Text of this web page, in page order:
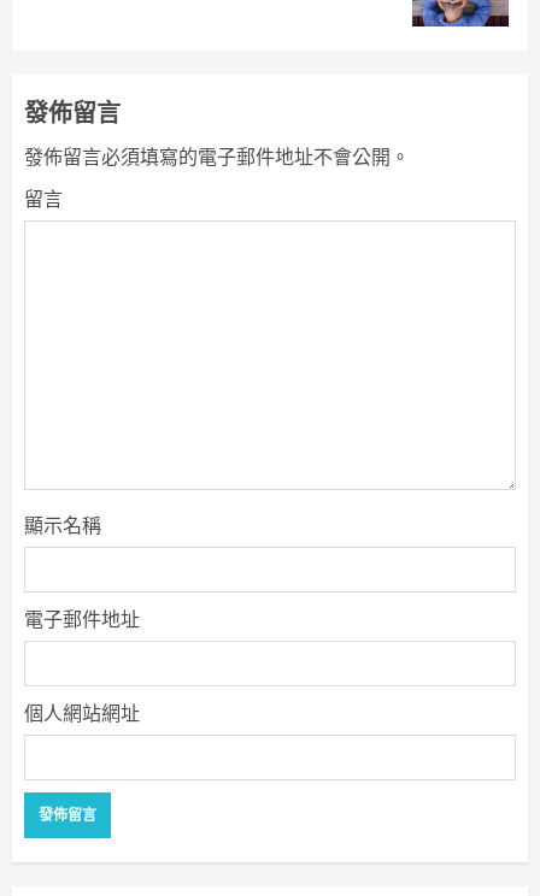
發佈留言
發佈留言必須填寫的電子郵件地址不會公開。
留言
顯示名稱
電子郵件地址
個人網站網址